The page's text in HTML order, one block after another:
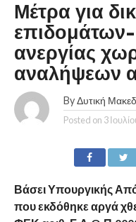
Μέτρα για
ανεργίας
αναλήψεων
By Δυτική
Posted on 3
Βάσει Υπουργικής
που εκδόθηκε αργά